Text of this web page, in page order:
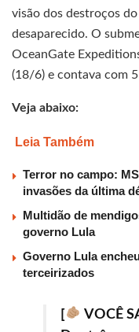
visão dos destroços
desaparecido. O
OceanGate
(18/6) e contava com 5
Veja abaixo:
Leia Também
Terror no campo:
invasões da última
Multidão de
governo Lula
Governo Lula
terceirizados
[ VOCÊ